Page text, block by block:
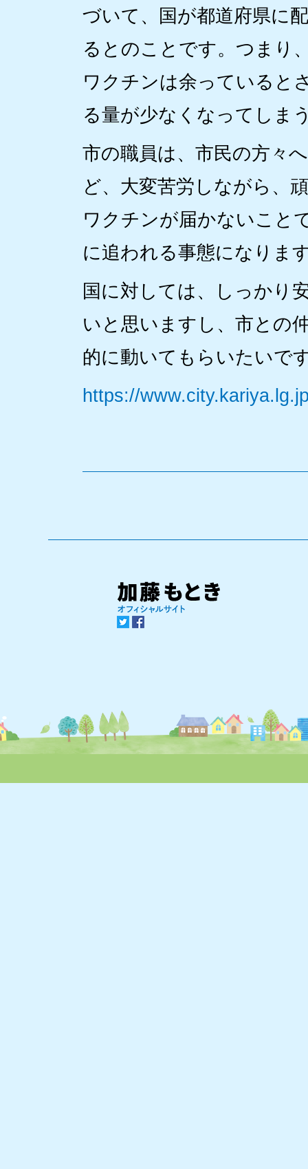
づいて、国が都道府県に
るとのことです。つまり
ワクチンは余っていると
る量が少なくなってしま
市の職員は、市民の方々
ど、大変苦労しながら、
ワクチンが届かないこと
に追われる事態になりま
国に対しては、しっかり
いと思いますし、市との
的に動いてもらいたいで
https://